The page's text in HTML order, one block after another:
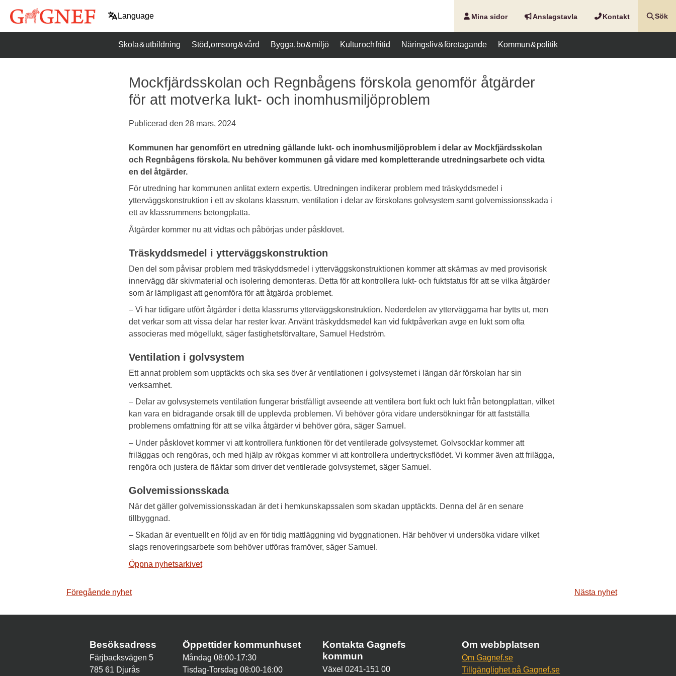
Language Mina sidor Anslags­tavla Kontakt Sök
Skola & utbildning Stöd, omsorg & vård Bygga, bo & miljö Kultur och fritid Näringsliv & företagande Kommun & politik
Mockfjärdsskolan och Regnbågens förskola genomför åtgärder
för att motverka lukt- och inomhusmiljöproblem
Publicerad den 28 mars, 2024
Kommunen har genomfört en utredning gällande lukt- och inomhusmiljöproblem i delar av Mockfjärdsskolan
och Regnbågens förskola. Nu behöver kommunen gå vidare med kompletterande utredningsarbete och vidta
en del åtgärder.
För utredning har kommunen anlitat extern expertis. Utredningen indikerar problem med träskyddsmedel i
ytterväggskonstruktion i ett av skolans klassrum, ventilation i delar av förskolans golvsystem samt golvemissionsskada i
ett av klassrummens betongplatta.
Åtgärder kommer nu att vidtas och påbörjas under påsklovet.
Träskyddsmedel i ytterväggskonstruktion
Den del som påvisar problem med träskyddsmedel i ytterväggskonstruktionen kommer att skärmas av med provisorisk
innervägg där skivmaterial och isolering demonteras. Detta för att kontrollera lukt- och fuktstatus för att se vilka åtgärder
som är lämpligast att genomföra för att åtgärda problemet.
– Vi har tidigare utfört åtgärder i detta klassrums ytterväggskonstruktion. Nederdelen av ytterväggarna har bytts ut, men
det verkar som att vissa delar har rester kvar. Använt träskyddsmedel kan vid fuktpåverkan avge en lukt som ofta
associeras med mögellukt, säger fastighetsförvaltare, Samuel Hedström.
Ventilation i golvsystem
Ett annat problem som upptäckts och ska ses över är ventilationen i golvsystemet i längan där förskolan har sin
verksamhet.
– Delar av golvsystemets ventilation fungerar bristfälligt avseende att ventilera bort fukt och lukt från betongplattan, vilket
kan vara en bidragande orsak till de upplevda problemen. Vi behöver göra vidare undersökningar för att fastställa
problemens omfattning för att se vilka åtgärder vi behöver göra, säger Samuel.
– Under påsklovet kommer vi att kontrollera funktionen för det ventilerade golvsystemet. Golvsocklar kommer att
friläggas och rengöras, och med hjälp av rökgas kommer vi att kontrollera undertrycksflödet. Vi kommer även att frilägga,
rengöra och justera de fläktar som driver det ventilerade golvsystemet, säger Samuel.
Golvemissionsskada
När det gäller golvemissionsskadan är det i hemkunskapssalen som skadan upptäckts. Denna del är en senare
tillbyggnad.
– Skadan är eventuellt en följd av en för tidig mattläggning vid byggnationen. Här behöver vi undersöka vidare vilket
slags renoveringsarbete som behöver utföras framöver, säger Samuel.
Öppna nyhetsarkivet
Inläggsnavigering
Föregående nyhet Nästa nyhet
Besöksadress
Färjbacksvägen 5
785 61 Djurås
Öppettider kommunhuset
Måndag 08:00-17:30
Tisdag-Torsdag 08:00-16:00
Kontakta Gagnefs
kommun
Växel 0241-151 00
Om webbplatsen
Om Gagnef.se
Tillgänglighet på Gagnef.se